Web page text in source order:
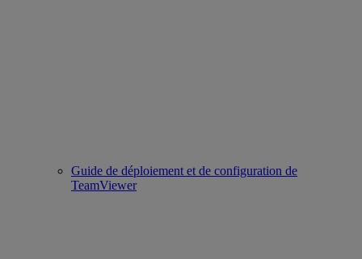
Guide de déploiement et de configuration de
TeamViewer